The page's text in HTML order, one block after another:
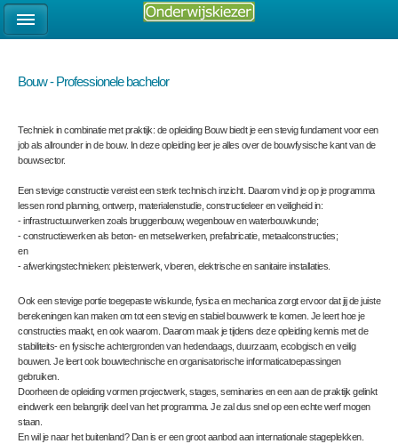
Bouw - Professionele bachelor
Techniek in combinatie met praktijk: de opleiding Bouw biedt je een stevig fundament voor een
job als allrounder in de bouw. In deze opleiding leer je alles over de bouwfysische kant van de
bouwsector.
Een stevige constructie vereist een sterk technisch inzicht. Daarom vind je op je programma
lessen rond planning, ontwerp, materialenstudie, constructieleer en veiligheid in:
- infrastructuurwerken zoals bruggenbouw, wegenbouw en waterbouwkunde;
- constructiewerken als beton- en metselwerken, prefabricatie, metaalconstructies;
en
- afwerkingstechnieken: pleisterwerk, vloeren, elektrische en sanitaire installaties.
Ook een stevige portie toegepaste wiskunde, fysica en mechanica zorgt ervoor dat jij de juiste
berekeningen kan maken om tot een stevig en stabiel bouwwerk te komen. Je leert hoe je
constructies maakt, en ook waarom. Daarom maak je tijdens deze opleiding kennis met de
stabiliteits- en fysische achtergronden van hedendaags, duurzaam, ecologisch en veilig
bouwen. Je leert ook bouwtechnische en organisatorische informaticatoepassingen
gebruiken.
Doorheen de opleiding vormen projectwerk, stages, seminaries en een aan de praktijk gelinkt
eindwerk een belangrijk deel van het programma. Je zal dus snel op een echte werf mogen
staan.
En wil je naar het buitenland? Dan is er een groot aanbod aan internationale stageplekken.